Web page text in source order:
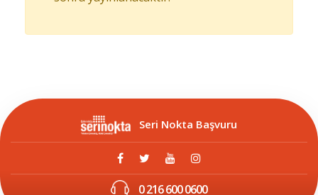
Seri Nokta Başvuru
0 216 600 0600